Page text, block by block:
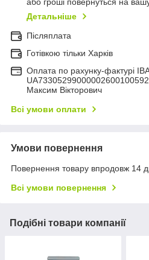
або гроші повернуться на
Детальніше
Післяплата
Готівкою тільки Харків
Оплата по рахунку-фактурі
Максим Вікторович
Всі умови оплати
Умови повернення
Повернення товару впродовж 14
Всі умови повернення
Подібні товари компанії